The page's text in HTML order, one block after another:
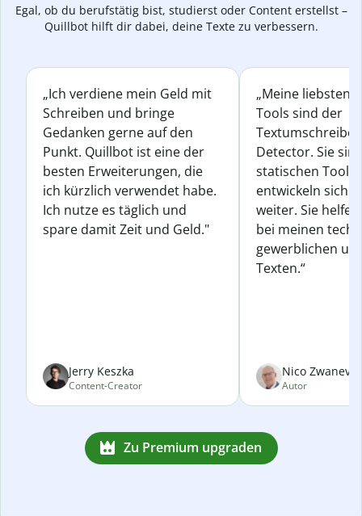
Egal, ob du berufstätig bist, studierst oder Content erstellst –
Quillbot hilft dir dabei, deine Texte zu verbessern.
„Ich verdiene mein Geld mit
Schreiben und bringe
Gedanken gerne auf den
Punkt. Quillbot ist eine der
besten Erweiterungen, die
ich kürzlich verwendet habe.
Ich nutze es täglich und
spare damit Zeit und Geld."
Jerry Keszka
Content-Creator
„Meine liebsten
Tools sind der
Detector. Sie
statischen
entwickeln sich
weiter. Sie
bei meinen
gewerblichen
Texten.“
Nico
Autor
Zu Premium upgraden